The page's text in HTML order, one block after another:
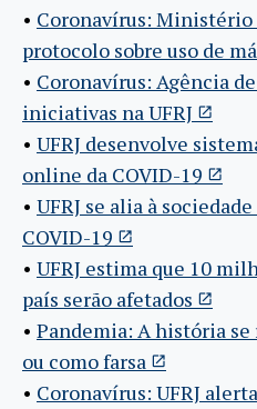
• Coronavírus: Ministério
protocolo sobre uso de
• Coronavírus: Agência
iniciativas na UFRJ
• UFRJ desenvolve
online da COVID-19
• UFRJ se alia à
COVID-19
• UFRJ estima que 10
país serão afetados
• Pandemia: A história
ou como farsa
• Coronavírus: UFRJ